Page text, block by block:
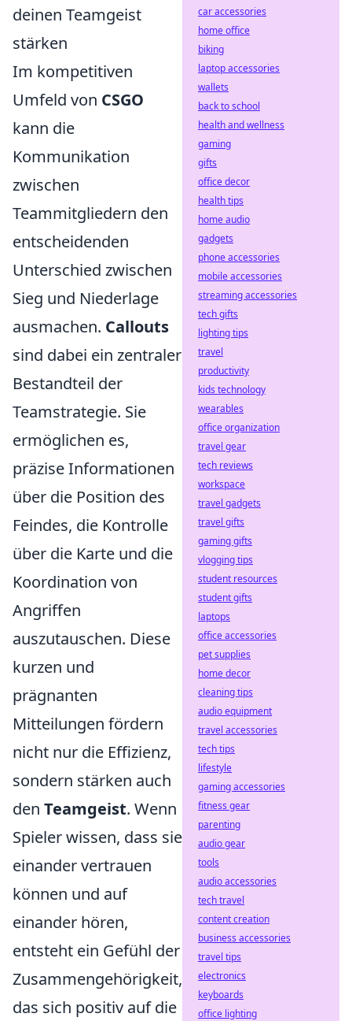
deinen Teamgeist
stärken
Im kompetitiven
Umfeld von CSGO
kann die
Kommunikation
zwischen
Teammitgliedern den
entscheidenden
Unterschied zwischen
Sieg und Niederlage
ausmachen. Callouts
sind dabei ein zentraler
Bestandteil der
Teamstrategie. Sie
ermöglichen es,
präzise Informationen
über die Position des
Feindes, die Kontrolle
über die Karte und die
Koordination von
Angriffen
auszutauschen. Diese
kurzen und
prägnanten
Mitteilungen fördern
nicht nur die Effizienz,
sondern stärken auch
den Teamgeist. Wenn
Spieler wissen, dass sie
einander vertrauen
können und auf
einander hören,
entsteht ein Gefühl der
Zusammengehörigkeit,
das sich positiv auf die
car accessories
home office
biking
laptop accessories
wallets
back to school
health and wellness
gaming
gifts
office decor
health tips
home audio
gadgets
phone accessories
mobile accessories
streaming accessories
tech gifts
lighting tips
travel
productivity
kids technology
wearables
office organization
travel gear
tech reviews
workspace
travel gadgets
travel gifts
gaming gifts
vlogging tips
student resources
student gifts
laptops
office accessories
pet supplies
home decor
cleaning tips
audio equipment
travel accessories
tech tips
lifestyle
gaming accessories
fitness gear
parenting
audio gear
tools
audio accessories
tech travel
content creation
business accessories
travel tips
electronics
keyboards
office lighting